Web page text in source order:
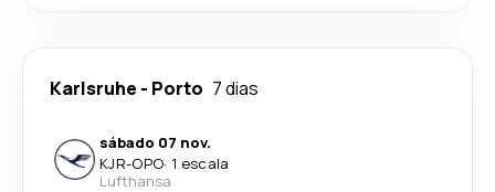
Karlsruhe - Porto 7 dias
sábado 07 nov.
KJR-OPO· 1 escala
Lufthansa